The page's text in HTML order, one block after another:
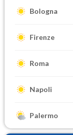
Bologna
Firenze
Roma
Napoli
Palermo